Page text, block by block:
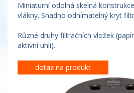
Miniaturní odolná skelná
vlákny. Snadno odnímatelný kryt
Různé druhy filtračních vložek
aktivní uhlí).
dotaz na produkt